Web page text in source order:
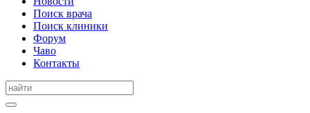
Поиск врача
Поиск клиники
Форум
Чаво
Контакты